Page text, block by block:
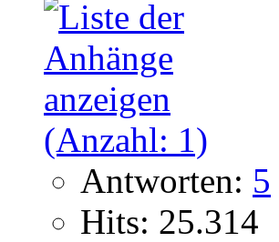
Antworten: 5
Hits: 25.314